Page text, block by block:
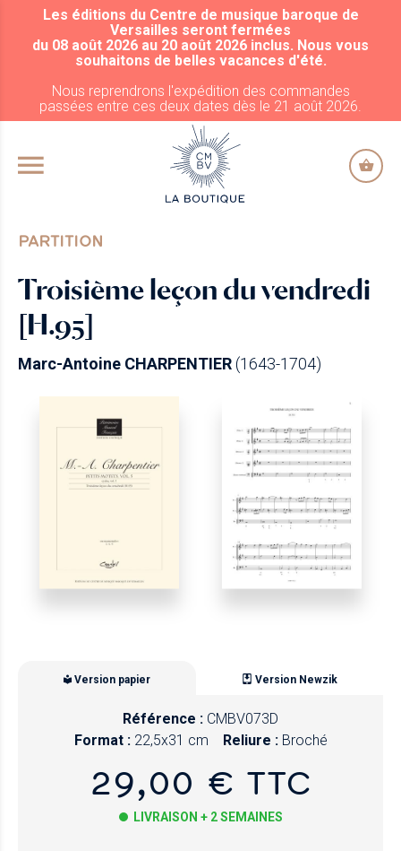
ALLER AU CONTENU PRINCIPAL
Les éditions du Centre de musique baroque de
Versailles seront fermées
du 08 août 2026 au 20 août 2026 inclus. Nous vous
souhaitons de belles vacances d'été.
Nous reprendrons l'expédition des commandes
passées entre ces deux dates dès le 21 août 2026.
PARTITION
Troisième leçon du vendredi
[H.95]
Marc-Antoine CHARPENTIER(1643-1704)
Version papier Version Newzik
Référence : CMBV073D
Format : 22,5x31 cm Reliure : Broché
29,00 € TTC
LIVRAISON + 2 SEMAINES